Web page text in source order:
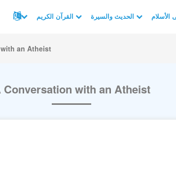
an Atheist
Conversation with an Atheist